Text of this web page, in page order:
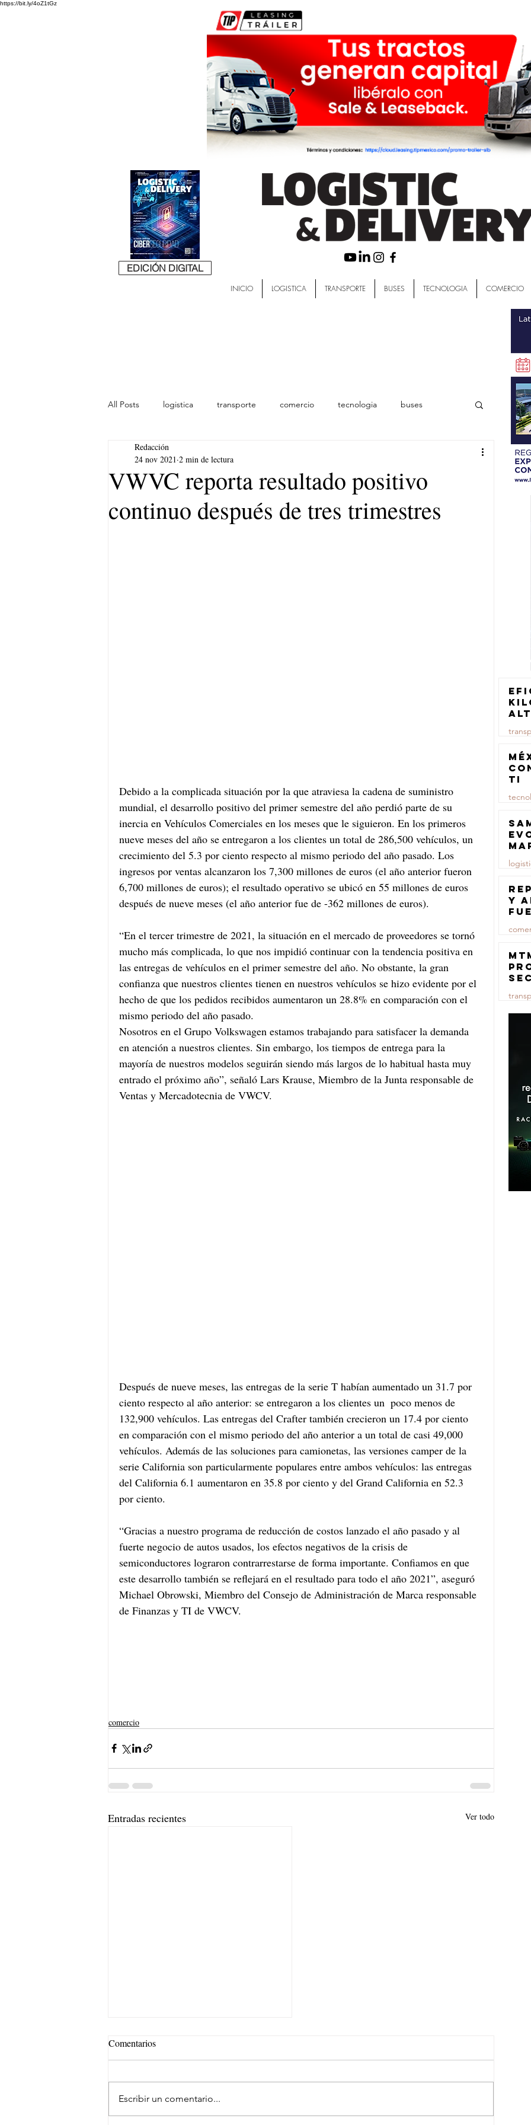
https://bit.ly/4oZ1tGz
EDICIÓN DIGITAL
INICIO LOGISTICA TRANSPORTE BUSES TECNOLOGIA COMERCIO
All Posts logistica transporte comercio tecnologia buses
lideres
VWVC reporta resultado positivo
continuo después de tres trimestres
Redacción
24 nov 2021 2 min de lectura
Debido a la complicada situación por la que atraviesa la cadena de suministro
mundial, el desarrollo positivo del primer semestre del año perdió parte de su
inercia en Vehículos Comerciales en los meses que le siguieron. En los primeros
nueve meses del año se entregaron a los clientes un total de 286,500 vehículos, un
crecimiento del 5.3 por ciento respecto al mismo periodo del año pasado. Los
ingresos por ventas alcanzaron los 7,300 millones de euros (el año anterior fueron
6,700 millones de euros); el resultado operativo se ubicó en 55 millones de euros
después de nueve meses (el año anterior fue de -362 millones de euros).
“En el tercer trimestre de 2021, la situación en el mercado de proveedores se tornó
mucho más complicada, lo que nos impidió continuar con la tendencia positiva en
las entregas de vehículos en el primer semestre del año. No obstante, la gran
confianza que nuestros clientes tienen en nuestros vehículos se hizo evidente por el
hecho de que los pedidos recibidos aumentaron un 28.8% en comparación con el
mismo periodo del año pasado.
Nosotros en el Grupo Volkswagen estamos trabajando para satisfacer la demanda
en atención a nuestros clientes. Sin embargo, los tiempos de entrega para la
mayoría de nuestros modelos seguirán siendo más largos de lo habitual hasta muy
entrado el próximo año”, señaló Lars Krause, Miembro de la Junta responsable de
Ventas y Mercadotecnia de VWCV.
Después de nueve meses, las entregas de la serie T habían aumentado un 31.7 por
ciento respecto al año anterior: se entregaron a los clientes un  poco menos de
132,900 vehículos. Las entregas del Crafter también crecieron un 17.4 por ciento
en comparación con el mismo periodo del año anterior a un total de casi 49,000
vehículos. Además de las soluciones para camionetas, las versiones camper de la
serie California son particularmente populares entre ambos vehículos: las entregas
del California 6.1 aumentaron en 35.8 por ciento y del Grand California en 52.3
por ciento.
“Gracias a nuestro programa de reducción de costos lanzado el año pasado y al
fuerte negocio de autos usados, los efectos negativos de la crisis de
semiconductores lograron contrarrestarse de forma importante. Confiamos en que
este desarrollo también se reflejará en el resultado para todo el año 2021”, aseguró
Michael Obrowski, Miembro del Consejo de Administración de Marca responsable
de Finanzas y TI de VWCV.
comercio
Entradas recientes Ver todo
Comentarios
Escribir un comentario...
23 jul
TI
23 jul
23 jul
y
23 jul